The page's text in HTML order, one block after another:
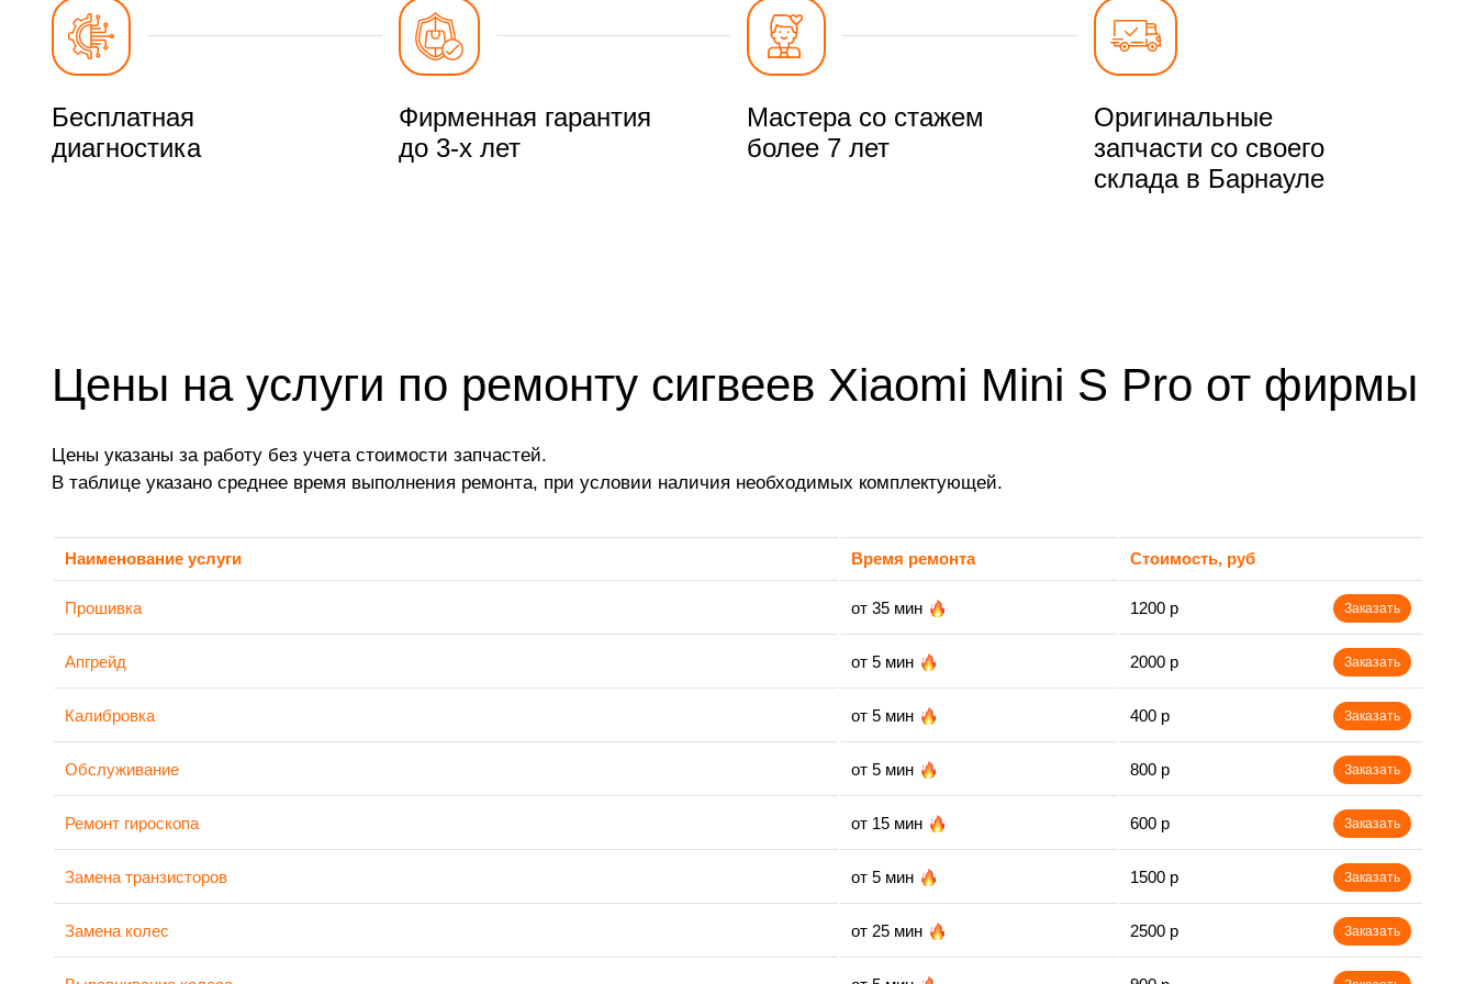
Бесплатная
диагностика
Фирменная гарантия
до 3-х лет
Мастера со стажем
более 7 лет
Оригинальные
запчасти со своего
склада в Барнауле
Цены на услуги по ремонту сигвеев Xiaomi Mini S Pro от фирмы
Цены указаны за работу без учета стоимости запчастей.
В таблице указано среднее время выполнения ремонта, при условии наличия необходимых комплектующей.
Наименование услуги Время ремонта Стоимость, руб
Прошивка от 35 мин 1200 р Заказать
Апгрейд от 5 мин 2000 р Заказать
Калибровка от 5 мин 400 р Заказать
Обслуживание от 5 мин 800 р Заказать
Ремонт гироскопа от 15 мин 600 р Заказать
Замена транзисторов от 5 мин 1500 р Заказать
Замена колес от 25 мин 2500 р Заказать